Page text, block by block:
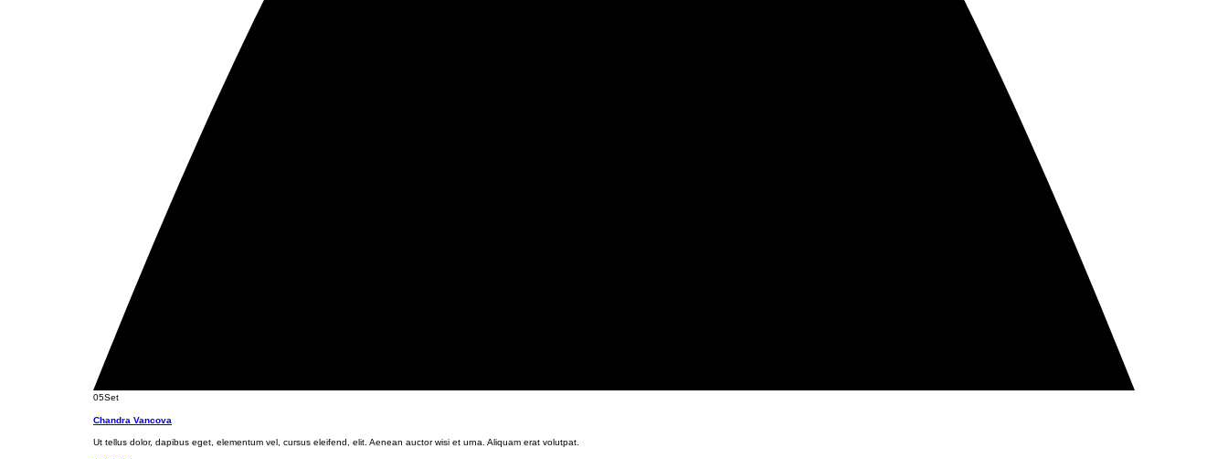
05Set
Chandra Vancova
Ut tellus dolor, dapibus eget, elementum vel, cursus eleifend, elit. Aenean auctor wisi et urna. Aliquam erat volutpat.